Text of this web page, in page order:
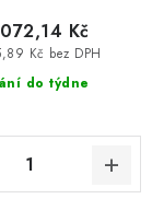
do týdne
Kč bez DPH
Kč